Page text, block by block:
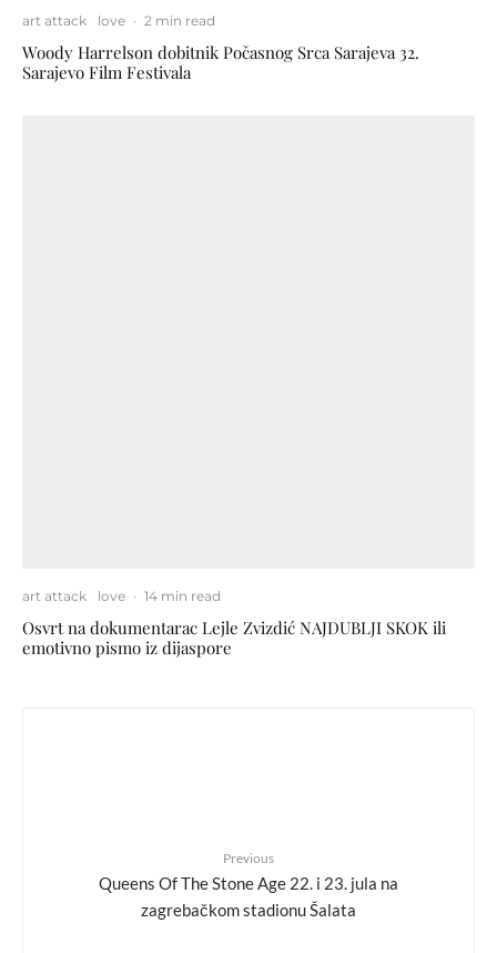
art attack love · 2 min read
Woody Harrelson dobitnik Počasnog Srca Sarajeva 32.
Sarajevo Film Festivala
art attack love · 14 min read
Osvrt na dokumentarac Lejle Zvizdić NAJDUBLJI SKOK ili
emotivno pismo iz dijaspore
Previous
Queens Of The Stone Age 22. i 23. jula na
zagrebačkom stadionu Šalata